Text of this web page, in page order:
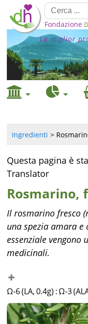
Fondazione
La miglior
Ingredienti
Questa pagina è
Translator
Rosmarino,
Il rosmarino fresco
una spezia amara
essenziale vengono
medicinali.
Ω-6 (LA, 0.4g) :Ω-3